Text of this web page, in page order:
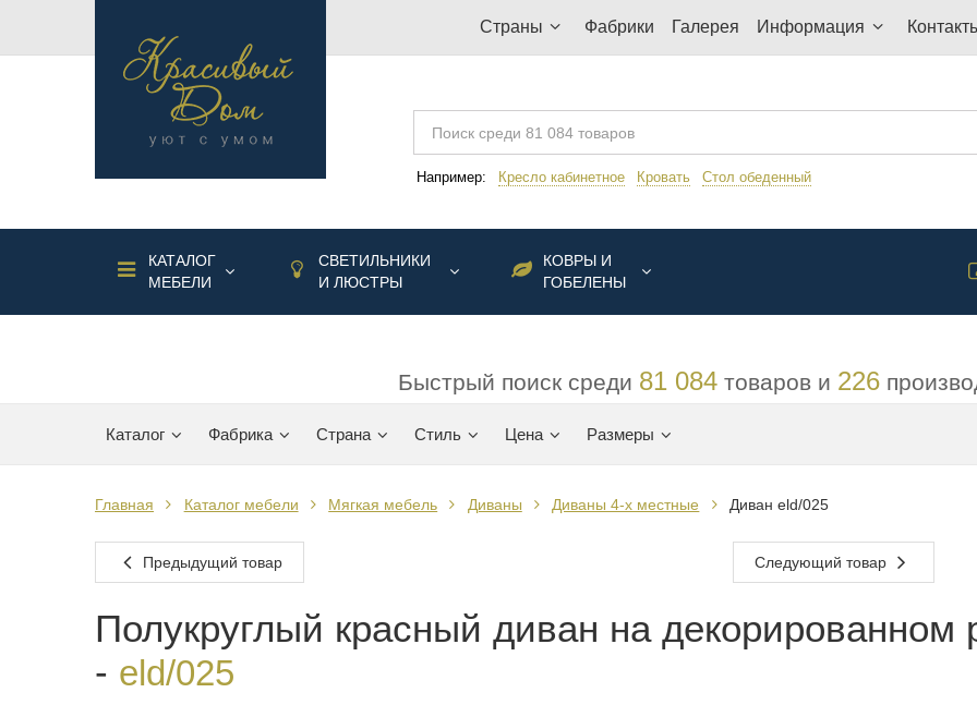
Страны Фабрики Галерея Информация
Например: Кресло кабинетное Кровать Стол обеденный
КАТАЛОГ
МЕБЕЛИ
СВЕТИЛЬНИКИ
И ЛЮСТРЫ
КОВРЫ И
ГОБЕЛЕНЫ
Быстрый поиск среди 81 084товаров и 226
Каталог Фабрика Страна Стиль Цена Размеры
Главная Каталог мебели Мягкая мебель Диваны Диваны 4-х местные Диван eld/025
Предыдущий товар Следующий товар
Полукруглый красный диван на декорированном
- eld/025